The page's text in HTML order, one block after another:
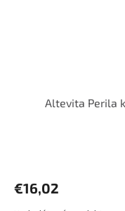
Altevita Perila
je
€16,02